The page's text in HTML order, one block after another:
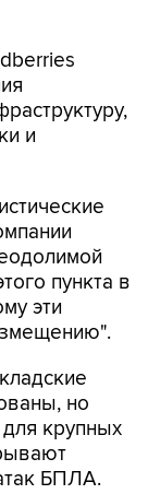
и
пункта в
эти
но
крупных
БПЛА.